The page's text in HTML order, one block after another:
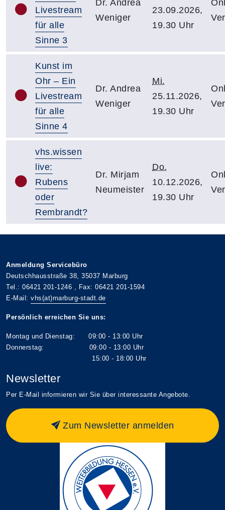
Livestream
für alle
Sinne 3
Dr. Andrea
Weniger
23.09.2026,
19.30 Uhr
Kunst im
Ohr – Ein
Livestream
für alle
Sinne 4
Dr. Andrea
Weniger
Mi.
25.11.2026,
19.30 Uhr
vhs.wissen
live:
Rubens
oder
Rembrandt?
Dr. Mirjam
Neumeister
Do.
10.12.2026,
19.30 Uhr
Anmeldung Servicebüro
Deutschhausstraße 38, 35037 Marburg
Tel.: 06421 201-1246 , Fax: 06421 201-1594
E-Mail: vhs(at)marburg-stadt.de
Persönlich erreichen Sie uns:
Montag und Dienstag: 09:00 - 13:00 Uhr
Donnerstag: 09:00 - 13:00 Uhr
15:00 - 18:00 Uhr
Newsletter
Per E-Mail informieren wir Sie über interessante Angebote.
Zum Newsletter anmelden